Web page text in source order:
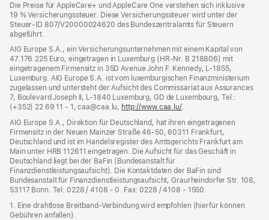
neues
Fenster)
Die Preise für AppleCare+ und AppleCare One verstehen sich inklusive
19 % Versicherungssteuer. Diese Versicherungssteuer wird unter der
Steuer‑ID 807/V20000024620 des Bundeszentralamts für Steuern
abgeführt.
AIG Europe S.A., ein Versicherungsunternehmen mit einem Kapital von
47.176.225 Euro, eingetragen in Luxemburg (HR-Nr. B 218806) mit
eingetragenem Firmensitz in 35D Avenue John F. Kennedy, L-1855,
Luxemburg. AIG Europe S.A. ist vom luxemburgischen Finanzministerium
zugelassen und untersteht der Aufsicht des Commissariat aux Assurances
7, Boulevard Joseph II, L‑1840 Luxemburg, GD de Luxembourg, Tel.:
(+352) 22 69 11 - 1, caa@caa.lu, http://www.caa.lu/(Öffnet
neues
Fenster)
.
AIG Europe S.A., Direktion für Deutschland, hat ihren eingetragenen
Firmensitz in der Neuen Mainzer Straße 46‑50, 60311 Frankfurt,
Deutschland und ist im Handelsregister des Amtsgerichts Frankfurt am
Main unter HRB 112611 eingetragen. Die Aufsicht für das Geschäft in
Deutschland liegt bei der BaFin (Bundesanstalt für
Finanzdienstleistungsaufsicht). Die Kontaktdaten der BaFin sind
Bundesanstalt für Finanzdienstleistungsaufsicht, Graurheindorfer Str. 108,
53117 Bonn. Tel: 0228 / 4108 - 0. Fax: 0228 / 4108 - 1550.
1. Eine drahtlose Breitband-Verbindung wird empfohlen (hierfür können
Gebühren anfallen).